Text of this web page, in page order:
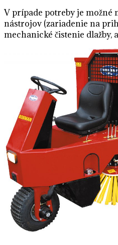
V prípade potreby je možné
nástrojov (zariadenie na
mechanické čistenie dlažby,